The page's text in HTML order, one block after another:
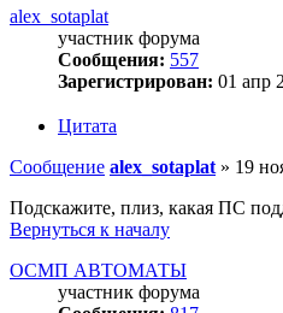
alex_sotaplat
участник форума
Сообщения: 557
Зарегистрирован: 01 апр
Цитата
Сообщение alex_sotaplat » 19
Подскажите, плиз, какая ПС
Вернуться к началу
ОСМП АВТОМАТЫ
участник форума